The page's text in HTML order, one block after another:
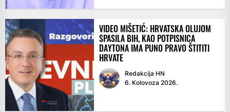
VIDEO MIŠETIĆ: HRVATSKA OLUJOM
SPASILA BIH, KAO POTPISNICA
DAYTONA IMA PUNO PRAVO ŠTITITI
HRVATE
Redakcija HN
6. Kolovoza 2026.